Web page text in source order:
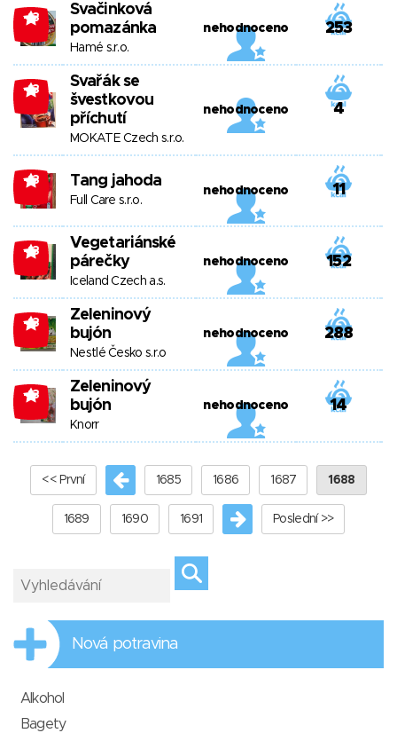
-13
Svačinková
pomazánka
Hamé s.r.o.
nehodnoceno 253
-13
Svařák se
švestkovou
příchutí
MOKATE Czech s.r.o.
nehodnoceno 4
-13 Tang jahoda
Full Care s.r.o.
nehodnoceno 11
-13
Vegetariánské
párečky
Iceland Czech a.s.
nehodnoceno 152
-13
Zeleninový
bujón
Nestlé Česko s.r.o
nehodnoceno 288
-13
Zeleninový
bujón
Knorr
nehodnoceno 14
<< První 1685 1686 1687 1688
1689 1690 1691 Poslední >>
Nová potravina
Alkohol
Bagety